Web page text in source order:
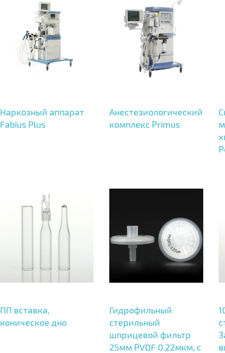
Наркозный аппарат
Fabius Plus
Анестезиологический
комплекс Primus
ПП вставка,
коническое дно
Гидрофильный
стерильный
шприцевой фильтр
25мм PVDF 0.22мкм, с